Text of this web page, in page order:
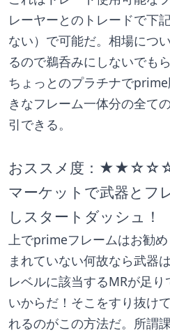
レーヤーとのトレードで下
ない）で可能だ。相場につ
るので鵜呑みにしないでも
ちょっとのプラチナで
きなフレーム一体分の全て
引できる。
おススメ度：
マーケットで武器とフ
しスタートダッシュ！
上でprimeフレームはお勧
まれていない何故なら武器
レベルに該当するMRが足
いからだ！そこをすり抜け
れるのがこの方法だ。所謂